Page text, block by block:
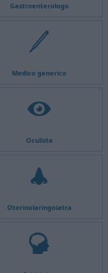
Gastroenterologo
Medico generico
Oculista
Otorinolaringoiatra